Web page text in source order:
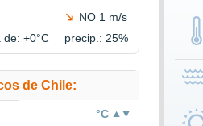
NO 1 m/s
+0°C precip.: 25%
de Chile:
°C